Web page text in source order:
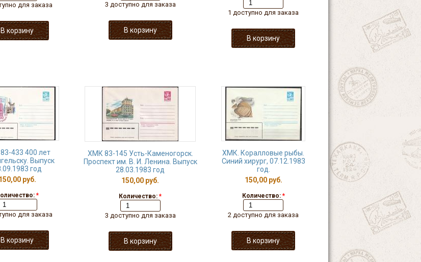
для заказа 3 доступно для заказа
1 доступно для заказа
433 400 лет
Выпуск
год
руб.
*
для заказа
ХМК 83-145 Усть-Каменогорск.
Проспект им. В. И. Ленина. Выпуск
28.03.1983 год
150,00 руб.
Количество: *
3 доступно для заказа
ХМК. Коралловые рыбы.
Синий хирург, 07.12.1983
год.
150,00 руб.
Количество: *
2 доступно для заказа